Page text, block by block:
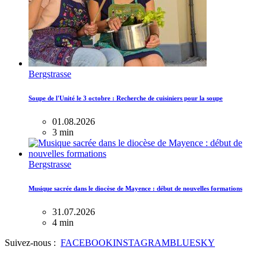
Bergstrasse
Soupe de l'Unité le 3 octobre : Recherche de cuisiniers pour la soupe
01.08.2026
3 min
Bergstrasse
Musique sacrée dans le diocèse de Mayence : début de nouvelles formations
31.07.2026
4 min
Suivez-nous : FACEBOOKINSTAGRAMBLUESKY